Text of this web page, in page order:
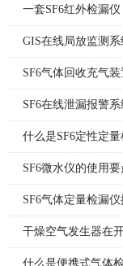
一套SF6红外检漏
GIS在线局放监测
块
SF6气体回收充气
点分析
SF6在线泄漏报警
供更多一层可靠保
什么是SF6定性定
体检测设备
SF6微水仪的使用
SF6气体定量检漏
更换
干燥空气发生器在
备工作
什么是便携式气体